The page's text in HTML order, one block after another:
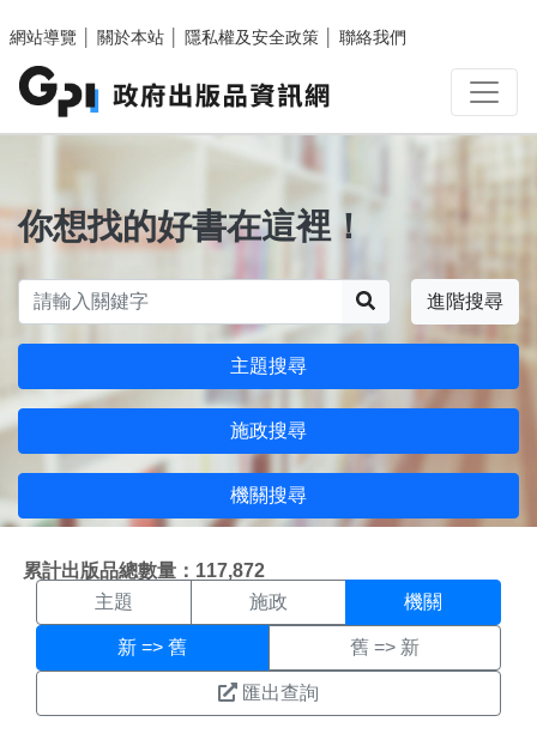
網站導覽
關於本站 隱私權及安全政策 聯絡我們
你想找的好書在這裡！
進階搜尋
主題搜尋
施政搜尋
機關搜尋
累計出版品總數量：117,872
機關搜尋結果頁面
主題 施政 機關
新 => 舊 舊 => 新
匯出查詢